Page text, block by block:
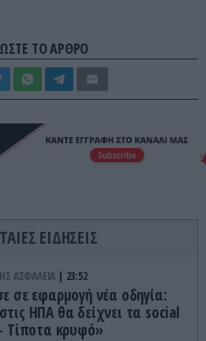
ΤΟ ΑΡΘΡΟ
ΕΙΔΗΣΕΙΣ
ΑΣΦΑΛΕΙΑ 23:52
σε εφαρμογή νέα οδηγία:
ΗΠΑ θα δείχνει τα social
Τίποτα κρυφό»